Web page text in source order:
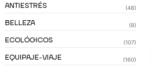
ANTIESTRÉS (48)
BELLEZA (8)
ECOLÓGICOS (107)
EQUIPAJE-VIAJE (160)